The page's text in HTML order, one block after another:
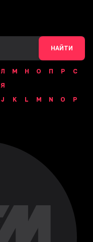
НАЙТИ
Л М Н О П Р
С
Я
J K L M N O
P